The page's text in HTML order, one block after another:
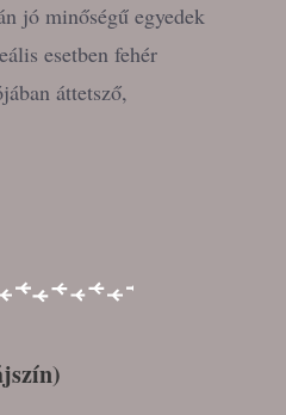
jó minőségű egyedek
esetben fehér
áttetsző,